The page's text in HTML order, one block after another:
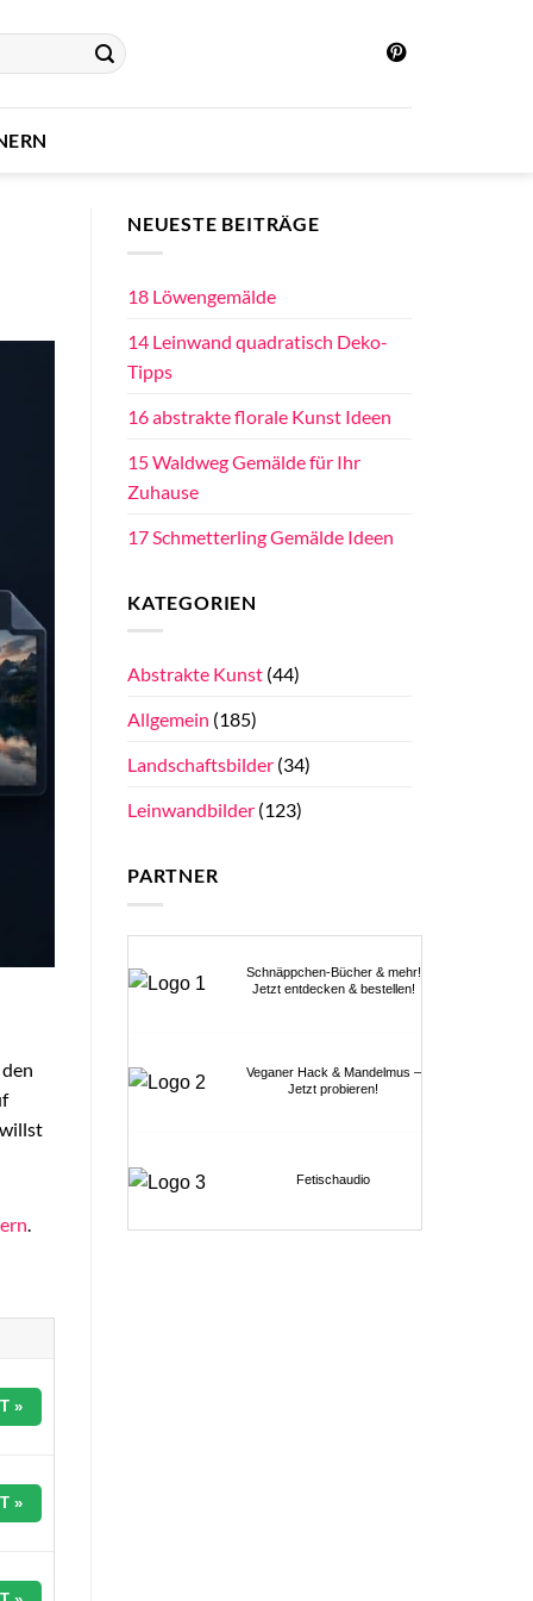
.
»
»
NEUESTE BEITRÄGE
18 Löwengemälde
14 Leinwand quadratisch Deko-
Tipps
16 abstrakte florale Kunst Ideen
15 Waldweg Gemälde für Ihr
Zuhause
17 Schmetterling Gemälde Ideen
KATEGORIEN
Abstrakte Kunst (44)
Allgemein (185)
Landschaftsbilder (34)
Leinwandbilder (123)
PARTNER
Schnäppchen-Bücher & mehr!
Jetzt entdecken & bestellen!
Veganer Hack & Mandelmus –
Jetzt probieren!
Fetischaudio